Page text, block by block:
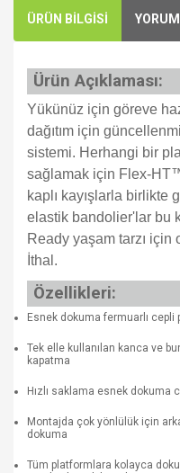
ÜRÜN BİLGİSİ
Ürün Açıklaması:
Yükünüz için göreve
dağıtım için
sistemi. Herhangi bir
sağlamak için Flex-
kaplı kayışlarla birlikte
elastik bandolier'lar bu
Ready yaşam tarzı
İthal.
Özellikleri:
Esnek dokuma fermuarlı
Tek elle kullanılan kanca ve
kapatma
Hızlı saklama esnek dokuma
Montajda çok yönlülük için
dokuma
Tüm platformlara kolayca